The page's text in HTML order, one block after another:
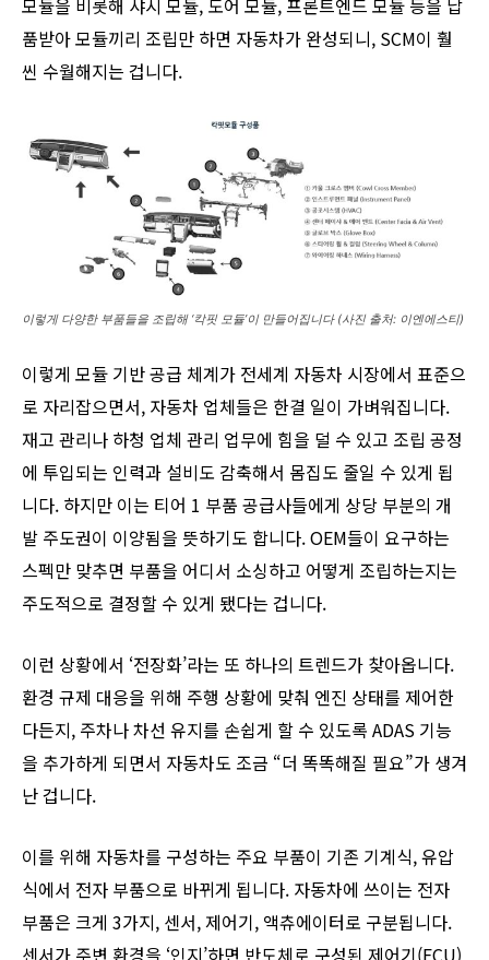
모듈을 비롯해 샤시 모듈, 도어 모듈, 프론트엔드 모듈 등을 납
품받아 모듈끼리 조립만 하면 자동차가 완성되니, SCM이 훨
씬 수월해지는 겁니다.
이렇게 다양한 부품들을 조립해 ‘칵핏 모듈’이 만들어집니다 (사진 출처: 이엔에스티)
이렇게 모듈 기반 공급 체계가 전세계 자동차 시장에서 표준으
로 자리잡으면서, 자동차 업체들은 한결 일이 가벼워집니다.
재고 관리나 하청 업체 관리 업무에 힘을 덜 수 있고 조립 공정
에 투입되는 인력과 설비도 감축해서 몸집도 줄일 수 있게 됩
니다. 하지만 이는 티어 1 부품 공급사들에게 상당 부분의 개
발 주도권이 이양됨을 뜻하기도 합니다. OEM들이 요구하는
스펙만 맞추면 부품을 어디서 소싱하고 어떻게 조립하는지는
주도적으로 결정할 수 있게 됐다는 겁니다.
이런 상황에서 ‘전장화’라는 또 하나의 트렌드가 찾아옵니다.
환경 규제 대응을 위해 주행 상황에 맞춰 엔진 상태를 제어한
다든지, 주차나 차선 유지를 손쉽게 할 수 있도록 ADAS 기능
을 추가하게 되면서 자동차도 조금 “더 똑똑해질 필요”가 생겨
난 겁니다.
이를 위해 자동차를 구성하는 주요 부품이 기존 기계식, 유압
식에서 전자 부품으로 바뀌게 됩니다. 자동차에 쓰이는 전자
부품은 크게 3가지, 센서, 제어기, 액츄에이터로 구분됩니다.